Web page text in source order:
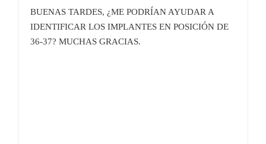
BUENAS TARDES, ¿ME PODRÍAN AYUDAR A
IDENTIFICAR LOS IMPLANTES EN POSICIÓN DE
36-37? MUCHAS GRACIAS.